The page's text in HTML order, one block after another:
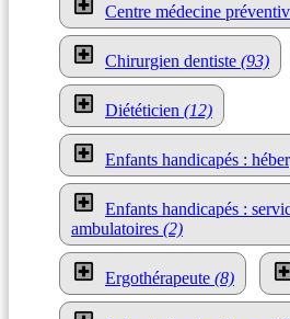
Centre médecine
Chirurgien dentiste (93)
Diététicien (12)
Enfants handicapés :
Enfants handicapés :
ambulatoires (2)
Ergothérapeute (8)